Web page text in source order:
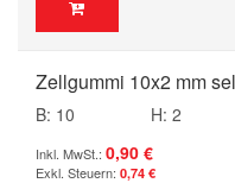
Zellgummi 10x2 mm
B: 10
H: 2
0,90 €
0,74 €